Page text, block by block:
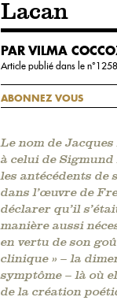
Lacan
PAR VILMA
Article publié dans le n°
ABONNEZ VOUS
Le nom de
à celui de
les antécédents de
dans l’œuvre de
déclarer qu’il
manière aussi
en vertu de son
clinique » – la
symptôme – là où
de la création